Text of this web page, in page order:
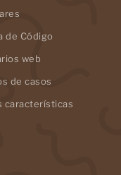
de Código
web
de casos
características